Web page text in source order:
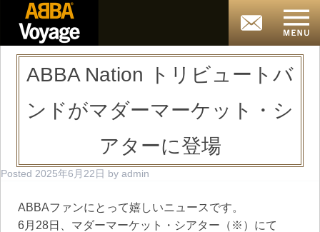
ABBA Nation トリビュートバ
ンドがマダーマーケット・シ
アターに登場
Posted 2025年6月22日 by admin
ABBAファンにとって嬉しいニュースです。
6月28日、マダーマーケット・シアター（※）にて